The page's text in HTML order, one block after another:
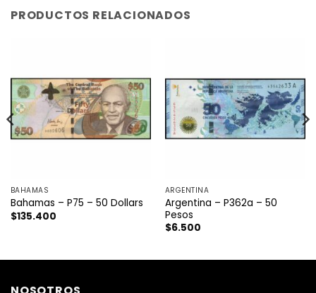
PRODUCTOS RELACIONADOS
BAHAMAS
Bahamas – P75 – 50 Dollars
$135.400
ARGENTINA
Argentina – P362a – 50
Pesos
$6.500